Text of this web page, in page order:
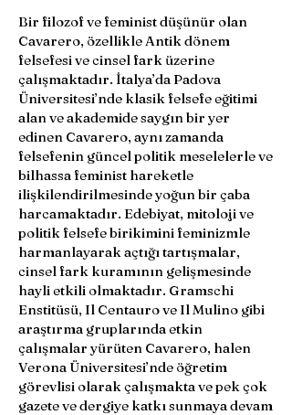
Bir filozof ve feminist düşünür olan
Cavarero, özellikle Antik dönem
felsefesi ve cinsel fark üzerine
çalışmaktadır. İtalya’da Padova
Üniversitesi’nde klasik felsefe eğitimi
alan ve akademide saygın bir yer
edinen Cavarero, aynı zamanda
felsefenin güncel politik meselelerle ve
bilhassa feminist hareketle
ilişkilendirilmesinde yoğun bir çaba
harcamaktadır. Edebiyat, mitoloji ve
politik felsefe birikimini feminizmle
harmanlayarak açtığı tartışmalar,
cinsel fark kuramının gelişmesinde
hayli etkili olmaktadır. Gramschi
Enstitüsü, Il Centauro ve Il Mulino gibi
araştırma gruplarında etkin
çalışmalar yürüten Cavarero, halen
Verona Üniversitesi’nde öğretim
görevlisi olarak çalışmakta ve pek çok
gazete ve dergiye katkı sunmaya devam